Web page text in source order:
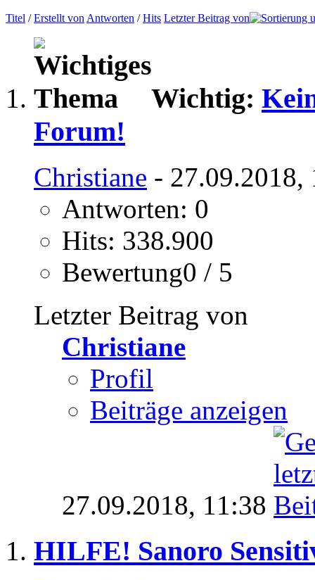
Titel /Erstellt von Antworten /Hits Letzter Beitrag von
Wichtig:
Forum!
Christiane - 27.09.2018,
Antworten: 0
Hits: 338.900
Bewertung0 / 5
Letzter Beitrag von
Christiane
Profil
Beiträge anzeigen
27.09.2018, 11:38
HILFE! Sanoro